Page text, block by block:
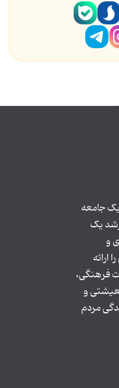
جامعه
یک
و
ارائه
فرهنگی،
و
مردم